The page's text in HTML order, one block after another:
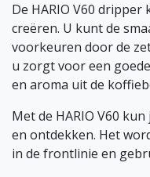
De HARIO V60
creëren. U kunt de
voorkeuren door de
u zorgt voor een
en aroma uit de
Met de HARIO V60
en ontdekken. Het
in de frontlinie en